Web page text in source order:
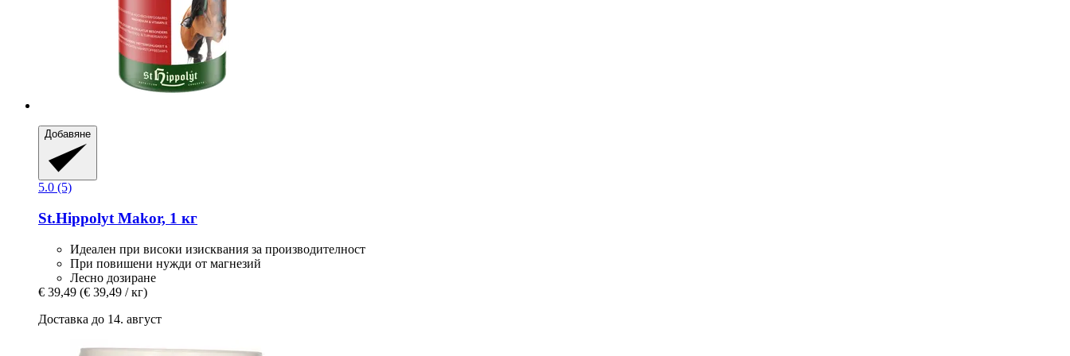
Добавяне
5.0 (5)
St.Hippolyt Makor, 1 кг
Идеален при високи изисквания за производителност
При повишени нужди от магнезий
Лесно дозиране
€ 39,49 (€ 39,49 / кг)
Доставка до 14. август